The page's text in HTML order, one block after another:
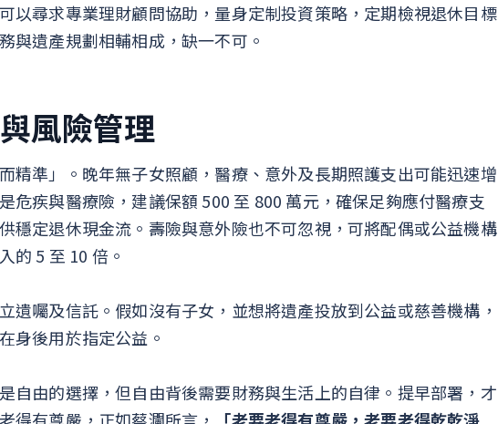
以尋求專業理財顧問協助，量身定制投資策略，定期檢視退休目標
與遺產規劃相輔相成，缺一不可。
風險管理
精準」。晚年無子女照顧，醫療、意外及長期照護支出可能迅速增
危疾與醫療險，建議保額 500 至 800 萬元，確保足夠應付醫療支
穩定退休現金流。壽險與意外險也不可忽視，可將配偶或公益機構
的 5 至 10 倍。
遺囑及信託。假如沒有子女，並想將遺產投放到公益或慈善機構，
身後用於指定公益。
自由的選擇，但自由背後需要財務與生活上的自律。提早部署，才